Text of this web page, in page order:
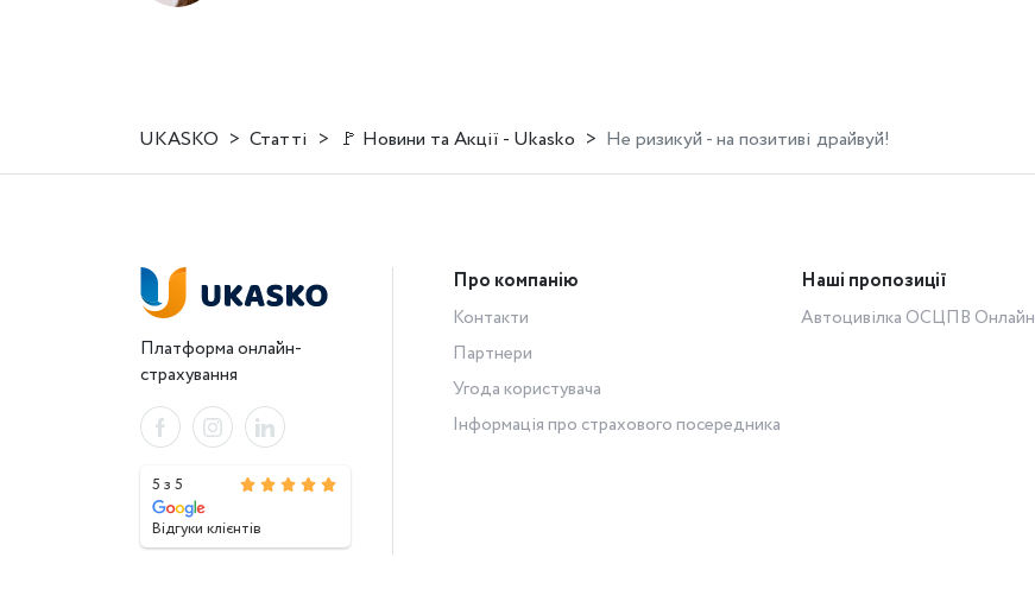
UKASKO Статті 🚩 Новини та Акції - Ukasko Не ризикуй - на позитиві драйвуй!
Платформа онлайн-
страхування
5 з 5
Відгуки клієнтів
Про компанію
Контакти
Партнери
Угода користувача
Інформація про страхового посередника
Наші пропозиції
Автоцивілка ОСЦПВ Онлайн